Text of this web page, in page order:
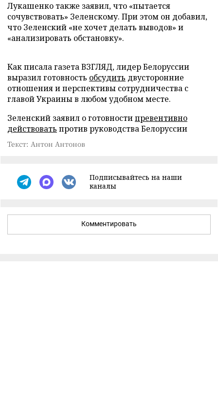
Лукашенко также заявил, что «пытается
сочувствовать» Зеленскому. При этом он добавил,
что Зеленский «не хочет делать выводов» и
«анализировать обстановку».
Как писала газета ВЗГЛЯД, лидер Белоруссии
выразил готовность обсудить двусторонние
отношения и перспективы сотрудничества с
главой Украины в любом удобном месте.
Зеленский заявил о готовностипревентивно
действовать против руководства Белоруссии
Текст: Антон Антонов
Подписывайтесь на наши
каналы
Комментировать